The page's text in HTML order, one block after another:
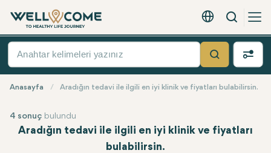
Türkçe - EUR
Arama
Hızlı
Ara
Anasayfa Aradığın tedavi ile ilgili en iyi klinik ve fiyatları bulabilirsin.
Aradığın tedavi ile ilgili en iyi klinik ve fiyatları
bulabilirsin.
4 sonuç bulundu